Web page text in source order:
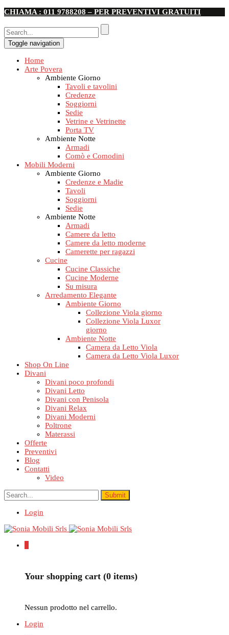
CHIAMA : 011 9788208 – PER PREVENTIVI GRATUITI
Toggle navigation
Home
Arte Povera
Ambiente Giorno
Tavoli e tavolini
Credenze
Soggiorni
Sedie
Vetrine e Vetrinette
Porta TV
Ambiente Notte
Armadi
Comò e Comodini
Mobili Moderni
Ambiente Giorno
Credenze e Madie
Tavoli
Soggiorni
Sedie
Ambiente Notte
Armadi
Camere da letto
Camere da letto moderne
Camerette per ragazzi
Cucine
Cucine Classiche
Cucine Moderne
Su misura
Arredamento Elegante
Ambiente Giorno
Collezione Viola giorno
Collezione Viola Luxor
giorno
Ambiente Notte
Camera da Letto Viola
Camera da Letto Viola Luxor
Shop On Line
Divani
Divani poco profondi
Divani Letto
Divani con Penisola
Divani Relax
Divani Moderni
Poltrone
Materassi
Offerte
Preventivi
Blog
Contatti
Video
Login
Your shopping cart (0 items)
Nessun prodotto nel carrello.
Login